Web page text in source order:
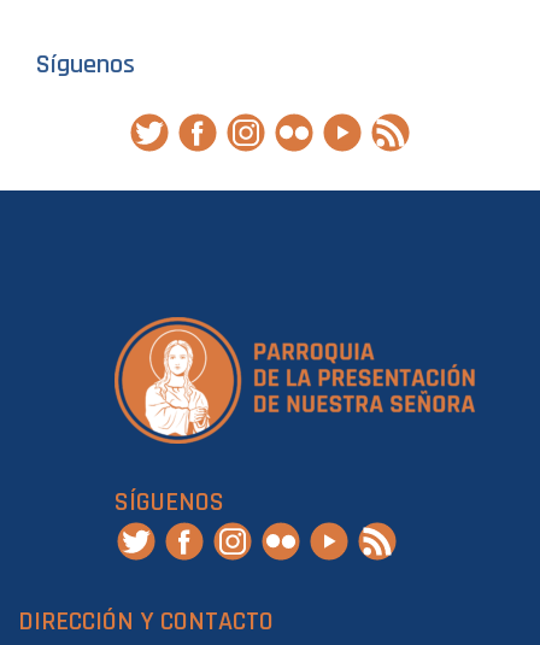
Síguenos
SÍGUENOS
DIRECCIÓN Y CONTACTO